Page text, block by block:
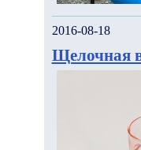
2016-08-18
Щелочная